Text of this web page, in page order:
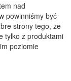
nad
powinniśmy być
strony tego, że
tylko z produktami
poziomie